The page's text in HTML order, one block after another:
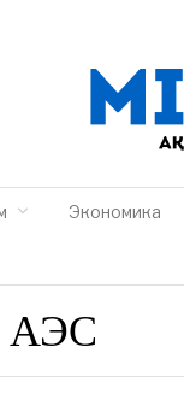
Экономика
АЭС